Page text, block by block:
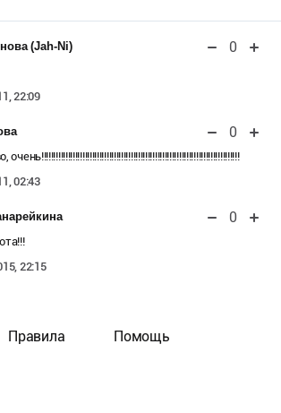
(Jah-Ni) 0
22:09
0
02:43
0
22:15
Правила Помощь